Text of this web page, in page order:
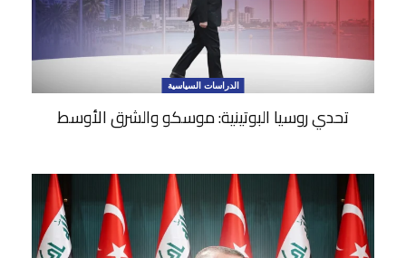
الدراسات السياسية
تحدي روسيا البوتينية: موسكو والشرق الأوسط